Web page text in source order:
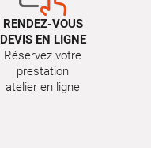
RENDEZ-VOUS
DEVIS EN LIGNE
Réservez votre
prestation
atelier en ligne